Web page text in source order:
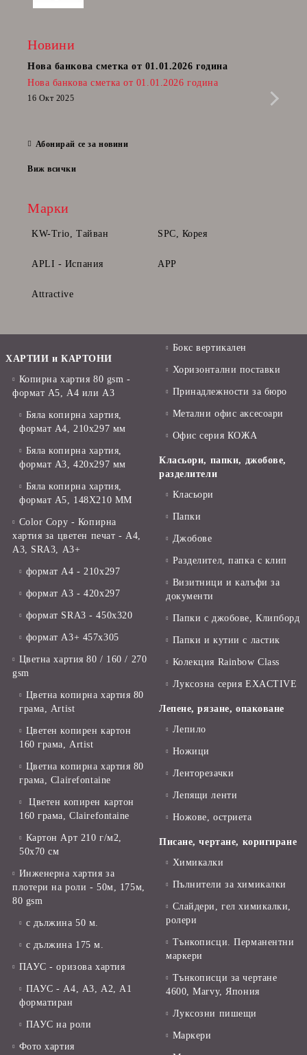
Новини
Нова банкова сметка от 01.01.2026 година
Нова банкова сметка от 01.01.2026 година
16 Окт 2025
Абонирай се за новини
Виж всички
Марки
KW-Trio, Тайван SPC, Корея
APLI - Испания APP
Attractive
ХАРТИИ и КАРТОНИ
Копирна хартия 80 gsm -
формат А5, А4 или А3
Бяла копирна хартия,
формат А4, 210x297 мм
Бяла копирна хартия,
формат А3, 420x297 мм
Бяла копирна хартия,
формат А5, 148X210 ММ
Color Copy - Копирна
хартия за цветен печат - А4,
А3, SRA3, А3+
формат А4 - 210x297
формат А3 - 420x297
формат SRA3 - 450x320
формат А3+ 457x305
Цветна хартия 80 / 160 / 270
gsm
Цветна копирна хартия 80
грама, Artist
Цветен копирен картон
160 грама, Artist
Цветна копирна хартия 80
грама, Clairefontaine
Цветен копирен картон
160 грама, Clairefontaine
Картон Арт 210 г/м2,
50х70 см
Инженерна хартия за
плотери на роли - 50м, 175м,
80 gsm
с дължина 50 м.
с дължина 175 м.
ПАУС - оризова хартия
ПАУС - А4, А3, А2, А1
форматиран
ПАУС на роли
Фото хартия
Бокс вертикален
Хоризонтални поставки
Принадлежности за бюро
Метални офис аксесоари
Офис серия КОЖА
Класьори, папки, джобове,
разделители
Класьори
Папки
Джобове
Разделител, папка с клип
Визитници и калъфи за
документи
Папки с джобове, Клипборд
Папки и кутии с ластик
Колекция Rainbow Class
Луксозна серия EXACTIVE
Лепене, рязане, опаковане
Лепило
Ножици
Ленторезачки
Лепящи ленти
Ножове, остриета
Писане, чертане, коригиране
Химикалки
Пълнители за химикалки
Слайдери, гел химикалки,
ролери
Тънкописци. Перманентни
маркери
Тънкописци за чертане
4600, Marvy, Япония
Луксозни пишещи
Маркери